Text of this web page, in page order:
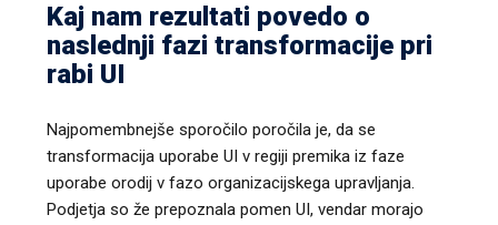
Kaj nam rezultati povedo o
naslednji fazi transformacije pri
rabi UI
Najpomembnejše sporočilo poročila je, da se
transformacija uporabe UI v regiji premika iz faze
uporabe orodij v fazo organizacijskega upravljanja.
Podjetja so že prepoznala pomen UI, vendar morajo